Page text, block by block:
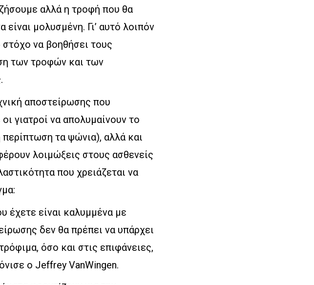
αλλά η τροφή που θα
μολυσμένη. Γι’ αυτό λοιπόν
στόχο να βοηθήσει τους
των τροφών και των
αποστείρωσης που
γιατροί να απολυμαίνουν το
τα ψώνια), αλλά και
λοιμώξεις στους ασθενείς
που χρειάζεται να
έχετε είναι καλυμμένα με
δεν θα πρέπει να υπάρχει
όσο και στις επιφάνειες,
ο Jeffrey VanWingen.